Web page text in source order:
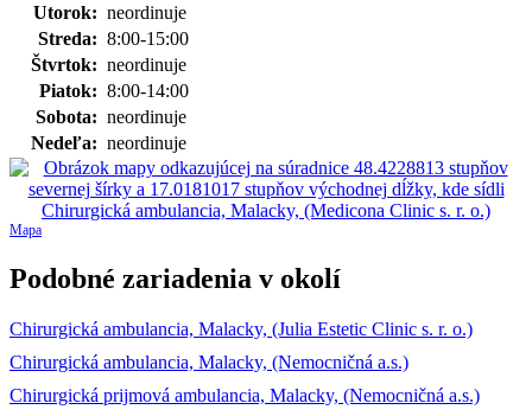
Utorok: neordinuje
Streda: 8:00-15:00
Štvrtok: neordinuje
Piatok: 8:00-14:00
Sobota: neordinuje
Nedeľa: neordinuje
Mapa
Podobné zariadenia v okolí
Chirurgická ambulancia, Malacky, (Julia Estetic Clinic s. r. o.)
Chirurgická ambulancia, Malacky, (Nemocničná a.s.)
Chirurgická prijmová ambulancia, Malacky, (Nemocničná a.s.)